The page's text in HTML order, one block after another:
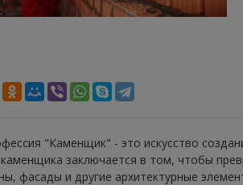
"Каменщик" - это искусство
заключается в том, чтобы
фасады и другие архитектурные